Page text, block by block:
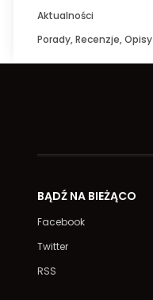
Aktualności
Porady, Recenzje, Opisy
BĄDŹ NA BIEŻĄCO
Facebook
Twitter
RSS